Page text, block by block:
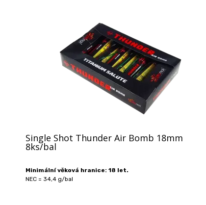
Single Shot Thunder Air Bomb 18mm
8ks/bal
Minimální věková hranice: 18 let.
NEC = 34,4 g/bal